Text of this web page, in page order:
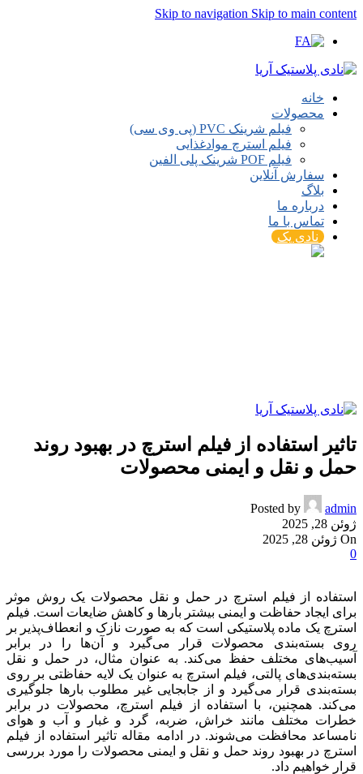
Skip to navigation Skip to main content
خانه
محصولات
فیلم شرینک PVC (پی وی سی)
فیلم استرچ موادغذایی
فیلم POF شرینک پلی الفین
سفارش آنلاین
بلاگ
درباره ما
تماس با ما
نادی پک
تاثیر استفاده از فیلم استرچ در بهبود روند
حمل و نقل و ایمنی محصولات
Posted by
admin
ژوئن 28, 2025
On ژوئن 28, 2025
0
استفاده از فیلم استرچ در حمل و نقل محصولات یک روش موثر
برای ایجاد حفاظت و ایمنی بیشتر بارها و کاهش ضایعات است. فیلم
استرچ یک ماده پلاستیکی است که به صورت نازک و انعطاف‌پذیر بر
روی بسته‌بندی محصولات قرار می‌گیرد و آن‌ها را در برابر
آسیب‌های مختلف حفظ می‌کند. به عنوان مثال، در حمل و نقل
بسته‌بندی‌های پالتی، فیلم استرچ به عنوان یک لایه حفاظتی بر روی
بسته‌بندی قرار می‌گیرد و از جابجایی غیر مطلوب بارها جلوگیری
می‌کند. همچنین، با استفاده از فیلم استرچ، محصولات در برابر
خطرات مختلف مانند خراش، ضربه، گرد و غبار و آب و هوای
نامساعد محافظت می‌شوند. در ادامه مقاله تاثیر استفاده از فیلم
استرچ در بهبود روند حمل و نقل و ایمنی محصولات را مورد بررسی
قرار خواهیم داد.